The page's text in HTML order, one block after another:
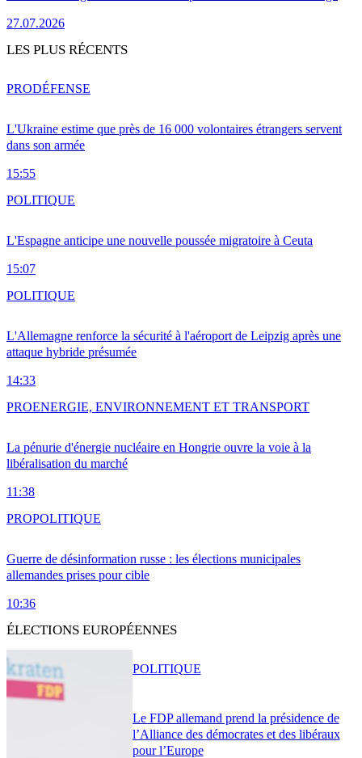
27.07.2026
LES PLUS RÉCENTS
L'Ukraine estime que près de 16 000 volontaires étrangers servent
dans son armée
15:55
PRODÉFENSE
L'Espagne anticipe une nouvelle poussée migratoire à Ceuta
15:07
POLITIQUE
L'Allemagne renforce la sécurité à l'aéroport de Leipzig après une
attaque hybride présumée
14:33
POLITIQUE
La pénurie d'énergie nucléaire en Hongrie ouvre la voie à la
libéralisation du marché
11:38
PROENERGIE, ENVIRONNEMENT ET TRANSPORT
Guerre de désinformation russe : les élections municipales
allemandes prises pour cible
10:36
PROPOLITIQUE
ÉLECTIONS EUROPÉENNES
Le FDP allemand prend la présidence de
l’Alliance des démocrates et des libéraux
pour l’Europe
POLITIQUE